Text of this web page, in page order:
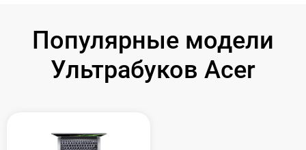
Популярные модели
Ультрабуков Acer